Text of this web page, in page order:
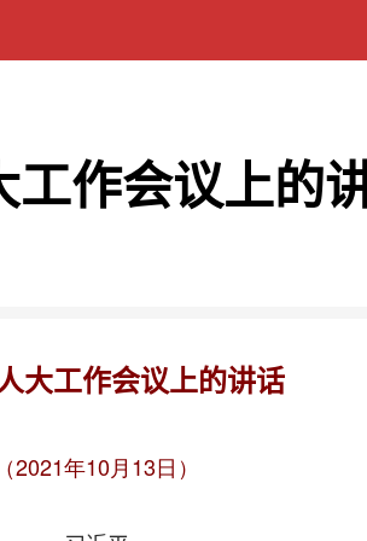
工作会议上的
大工作会议上的讲话
（2021年10月13日）